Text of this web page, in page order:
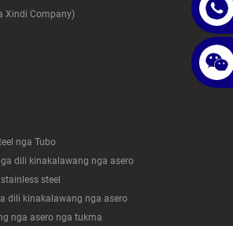
Xindi Company)
nga Tubo
dili kinakalawang nga asero
steel
dili kinakalawang nga asero
nga asero nga tukma